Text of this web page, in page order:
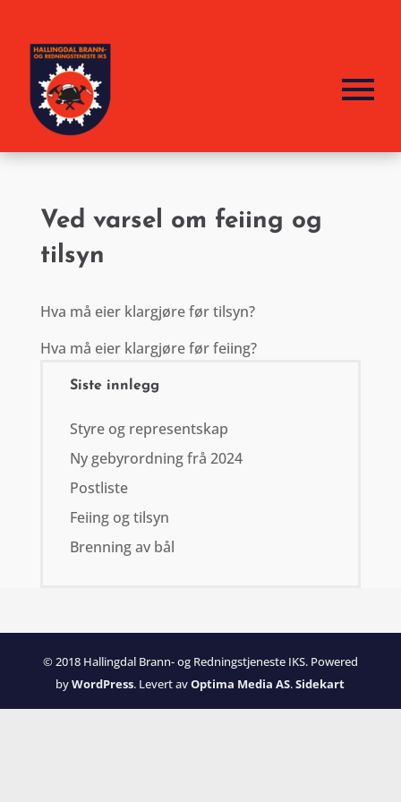
Ved varsel om feiing og
tilsyn
Hva må eier klargjøre før tilsyn?
Hva må eier klargjøre før feiing?
Siste innlegg
Styre og representskap
Ny gebyrordning frå 2024
Postliste
Feiing og tilsyn
Brenning av bål
© 2018 Hallingdal Brann- og Redningstjeneste IKS. Powered
byWordPress. Levert avOptima Media AS.Sidekart